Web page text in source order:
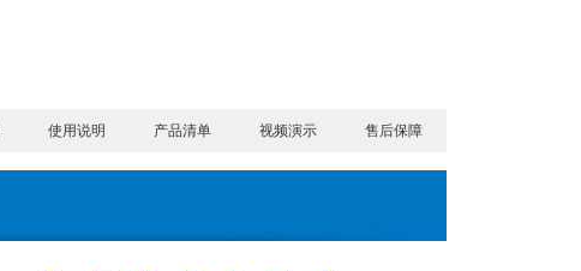
使用说明 产品清单 视频演示 售后保障